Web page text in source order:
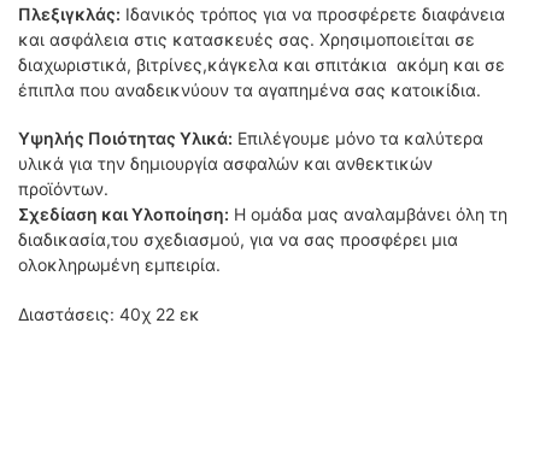
Πλεξιγκλάς: Ιδανικός τρόπος για να προσφέρετε διαφάνεια
και ασφάλεια στις κατασκευές σας. Χρησιμοποιείται σε
διαχωριστικά, βιτρίνες,κάγκελα και σπιτάκια ακόμη και σε
έπιπλα που αναδεικνύουν τα αγαπημένα σας κατοικίδια.
Υψηλής Ποιότητας Υλικά: Επιλέγουμε μόνο τα καλύτερα
υλικά για την δημιουργία ασφαλών και ανθεκτικών
προϊόντων.
Σχεδίαση και Υλοποίηση: Η ομάδα μας αναλαμβάνει όλη τη
διαδικασία,του σχεδιασμού, για να σας προσφέρει μια
ολοκληρωμένη εμπειρία.
Διαστάσεις: 40χ 22 εκ